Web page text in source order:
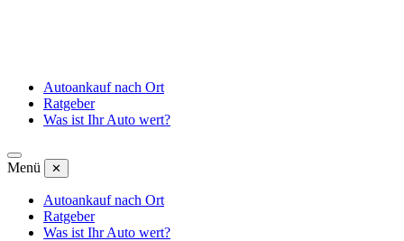
Autoankauf nach Ort
Ratgeber
Was ist Ihr Auto wert?
Menü ✕
Autoankauf nach Ort
Ratgeber
Was ist Ihr Auto wert?